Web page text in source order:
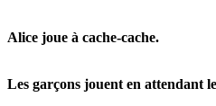
Alice joue à cache-cache.
Les garçons jouent en attendant